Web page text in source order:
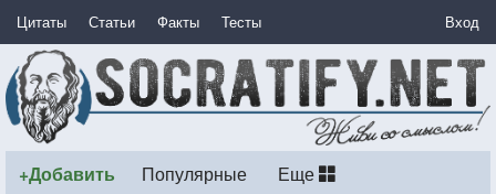
Цитаты Статьи Факты Тесты Вход
+Добавить Популярные Еще